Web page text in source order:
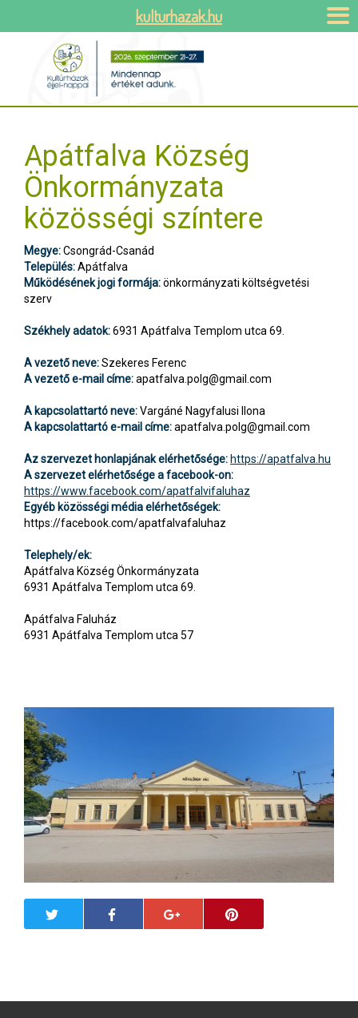
Apátfalva Község
Önkormányzata
közösségi színtere
Megye:Csongrád-Csanád
Település:Apátfalva
Működésének jogi formája:önkormányzati költségvetési
szerv
Székhely adatok:6931 Apátfalva Templom utca 69.
A vezető neve:Szekeres Ferenc
A vezető e-mail címe:apatfalva.polg@gmail.com
A kapcsolattartó neve:Vargáné Nagyfalusi Ilona
A kapcsolattartó e-mail címe:apatfalva.polg@gmail.com
Az szervezet honlapjának elérhetősége: https://apatfalva.hu
A szervezet elérhetősége a facebook-on:
https://www.facebook.com/apatfalvifaluhaz
Egyéb közösségi média elérhetőségek:
https://facebook.com/apatfalvafaluhaz
Telephely/ek:
Apátfalva Község Önkormányzata
6931 Apátfalva Templom utca 69.
Apátfalva Faluház
6931 Apátfalva Templom utca 57
kulturhazak.hu